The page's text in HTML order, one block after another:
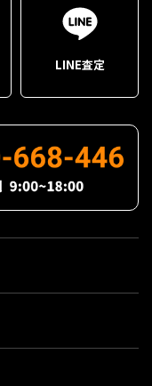
LINE査定